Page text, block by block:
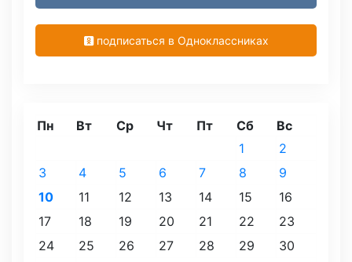
подписаться в Одноклассниках
Пн Вт Ср Чт Пт Сб
Вс
1
2
3
4 5 6 7 8
9
10
11 12 13 14 15
16
17
18 19 20 21 22
23
24
25 26 27 28 29
30